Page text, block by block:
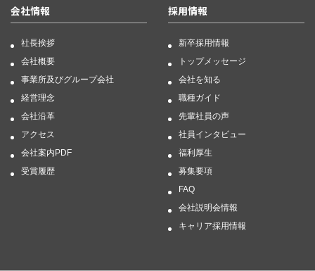
会社情報
社長挨拶
会社概要
事業所及びグループ会社
経営理念
会社沿革
アクセス
会社案内PDF
受賞履歴
採用情報
新卒採用情報
トップメッセージ
会社を知る
職種ガイド
先輩社員の声
社員インタビュー
福利厚生
募集要項
FAQ
会社説明会情報
キャリア採用情報